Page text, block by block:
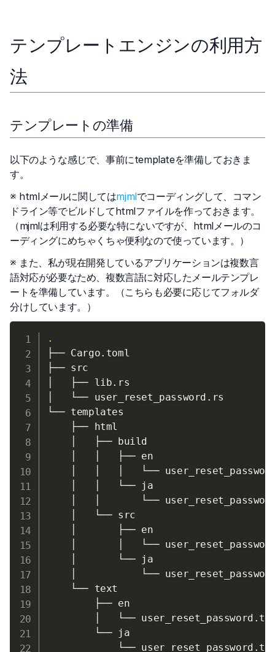
テンプレートエンジンの利用方
法
テンプレートの準備
以下のような感じで、事前にtemplateを準備しておきま
す。
※ htmlメールに関してはmjmlでコーディングして、コマン
ドライン等でビルドしてhtmlファイルを作っておきます。
（mjmlは利用する必要な特にないですが、htmlメールのコ
ーディングにめちゃくちゃ便利なので使っています。）
※ また、私が現在開発しているアプリケーションは複数言
語対応が必要なため、複数言語に対応したメールテンプレ
ートを準備しています。（こちらも必要に応じてフォルダ
分けしています。）
.
├── Cargo.toml
├── src
│   ├── lib.rs
│   └── user_reset_password.rs
└── templates
    ├── html
    │   ├── build
    │   │   ├── en
│   │   │   └──
    │   │   └── ja
│   │       └──
    │   └── src
    │       ├── en
│       │   └──
    │       └── ja
│           └──
    └── text
        ├── en
│   └──
        └── ja